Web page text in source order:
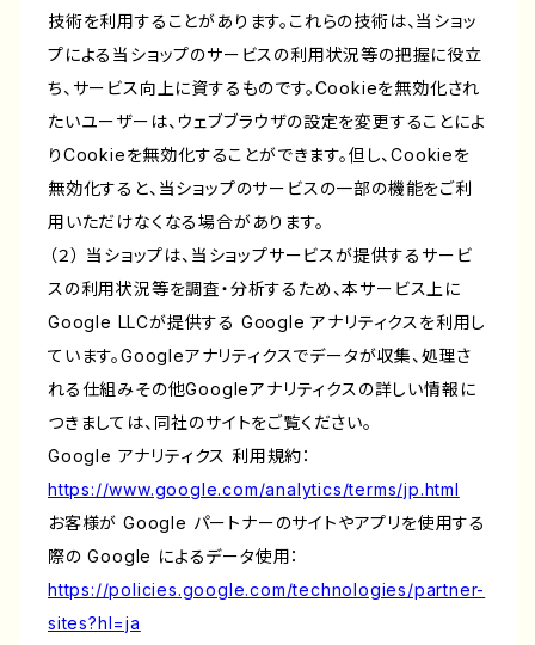
技術を利用することがあります。これらの技術は、当ショッ
プによる当ショップのサービスの利用状況等の把握に役立
ち、サービス向上に資するものです。Cookieを無効化され
たいユーザーは、ウェブブラウザの設定を変更することによ
りCookieを無効化することができます。但し、Cookieを
無効化すると、当ショップのサービスの一部の機能をご利
用いただけなくなる場合があります。
（２） 当ショップは、当ショップサービスが提供するサービ
スの利用状況等を調査・分析するため、本サービス上に
Google LLCが提供する Google アナリティクスを利用し
ています。Googleアナリティクスでデータが収集、処理さ
れる仕組みその他Googleアナリティクスの詳しい情報に
つきましては、同社のサイトをご覧ください。
Google アナリティクス 利用規約：
https://www.google.com/analytics/terms/jp.html
お客様が Google パートナーのサイトやアプリを使用する
際の Google によるデータ使用：
https://policies.google.com/technologies/partner-
sites?hl=ja